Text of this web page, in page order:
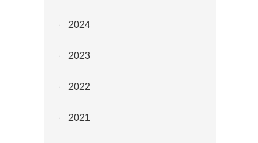
2024
2023
2022
2021